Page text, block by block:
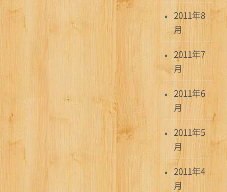
2011年8
月
2011年7
月
2011年6
月
2011年5
月
2011年4
月